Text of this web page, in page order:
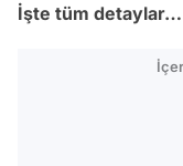
İşte tüm detaylar…